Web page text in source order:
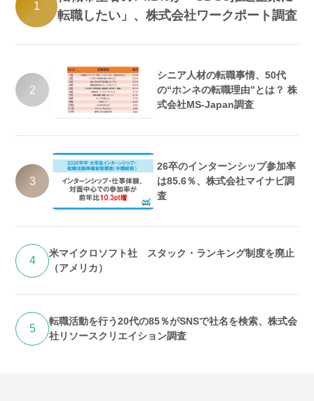
1
転職したい」、株式会社ワークポート調査
2
シニア人材の転職事情、50代
の“ホンネの転職理由”とは？ 株
式会社MS-Japan調査
3
26卒のインターンシップ参加率
は85.6％、株式会社マイナビ調
査
4
米マイクロソフト社 スタック・ランキング制度を廃止
（アメリカ）
5
転職活動を行う20代の85％がSNSで社名を検索、株式会
社リソースクリエイション調査